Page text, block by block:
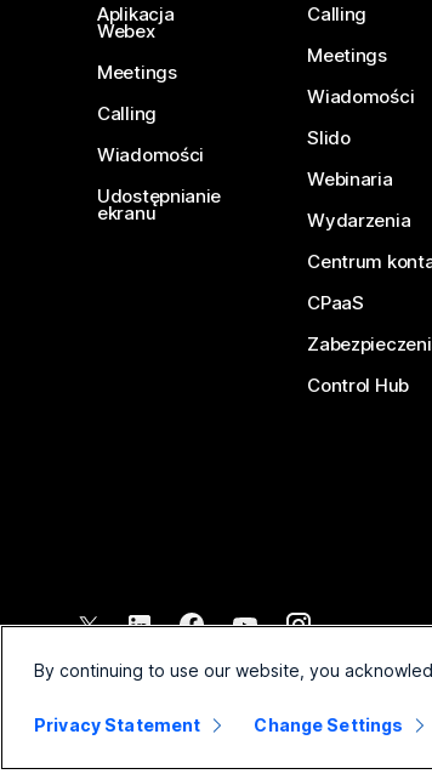
Aplikacja
Webex
Meetings
Calling
Wiadomości
Udostępnianie
ekranu
Calling
Meetings
Wiadomości
Slido
Webinaria
Wydarzenia
Centrum
CPaaS
Control Hub
2026 Cisco lub podmioty zależne. Wszelkie
By continuing to use our website, you
Privacy Statement Change Settings